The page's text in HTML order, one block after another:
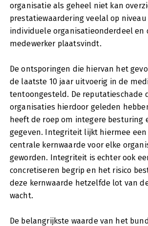
organisatie als geheel niet kan
prestatiewaardering veelal op
individuele organisatieonderdeel en
medewerker plaatsvindt.
De ontsporingen die hiervan het
de laatste 10 jaar uitvoerig in de
tentoongesteld. De reputatieschade
organisaties hierdoor geleden
heeft de roep om integere besturing
gegeven. Integriteit lijkt hiermee een
centrale kernwaarde voor elke
geworden. Integriteit is echter ook
concretiseren begrip en het risico
deze kernwaarde hetzelfde lot van
wacht.
De belangrijkste waarde van het